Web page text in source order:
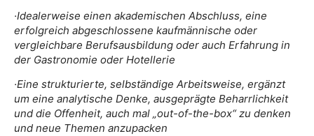
·Idealerweise einen akademischen Abschluss, eine
erfolgreich abgeschlossene kaufmännische oder
vergleichbare Berufsausbildung oder auch Erfahrung in
der Gastronomie oder Hotellerie
·Eine strukturierte, selbständige Arbeitsweise, ergänzt
um eine analytische Denke, ausgeprägte Beharrlichkeit
und die Offenheit, auch mal „out-of-the-box“ zu denken
und neue Themen anzupacken